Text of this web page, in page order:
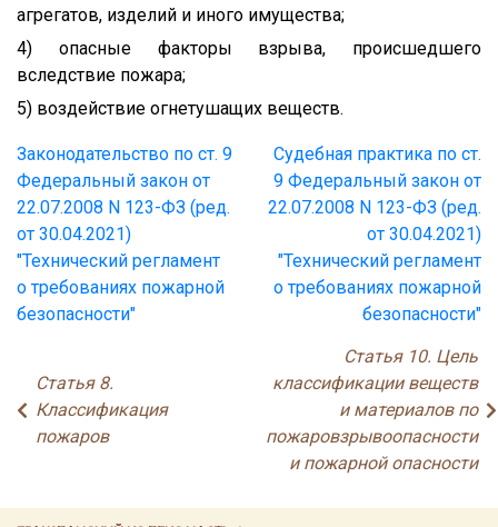
агрегатов, изделий и иного имущества;
4) опасные факторы взрыва, происшедшего
вследствие пожара;
5) воздействие огнетушащих веществ.
Законодательство по ст. 9
Федеральный закон от
22.07.2008 N 123-ФЗ (ред.
от 30.04.2021)
"Технический регламент
о требованиях пожарной
безопасности"
Судебная практика по ст.
9 Федеральный закон от
22.07.2008 N 123-ФЗ (ред.
от 30.04.2021)
"Технический регламент
о требованиях пожарной
безопасности"
Статья 8.
Классификация
пожаров
Статья 10. Цель
классификации веществ
и материалов по
пожаровзрывоопасности
и пожарной опасности